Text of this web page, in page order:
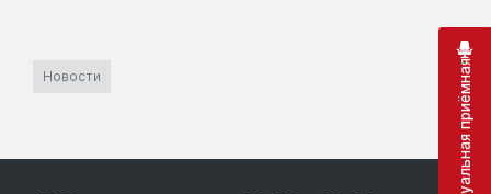
Новости Виртуальная приёмная